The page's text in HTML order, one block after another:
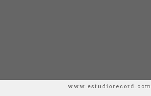
www.estudiorecord.com